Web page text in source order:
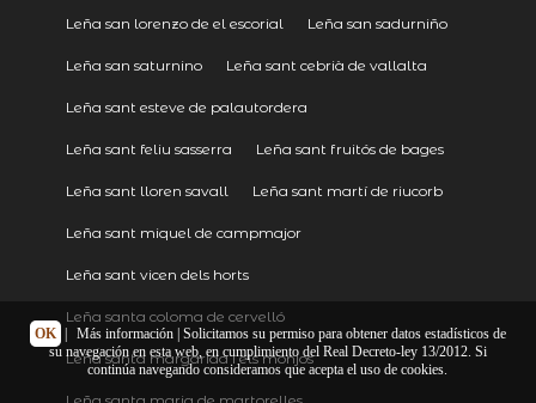
Leña san lorenzo de el escorial Leña san sadurniño
Leña san saturnino Leña sant cebrià de vallalta
Leña sant esteve de palautordera
Leña sant feliu sasserra Leña sant fruitós de bages
Leña sant lloren savall Leña sant martí de riucorb
Leña sant miquel de campmajor
Leña sant vicen dels horts
Leña santa coloma de cervelló
Leña santa margarida i els monjos
OK Más información| Solicitamos su permiso para obtener datos estadísticos de
su navegación en esta web, en cumplimiento del Real Decreto-ley 13/2012. Si
continúa navegando consideramos que acepta el uso de cookies.